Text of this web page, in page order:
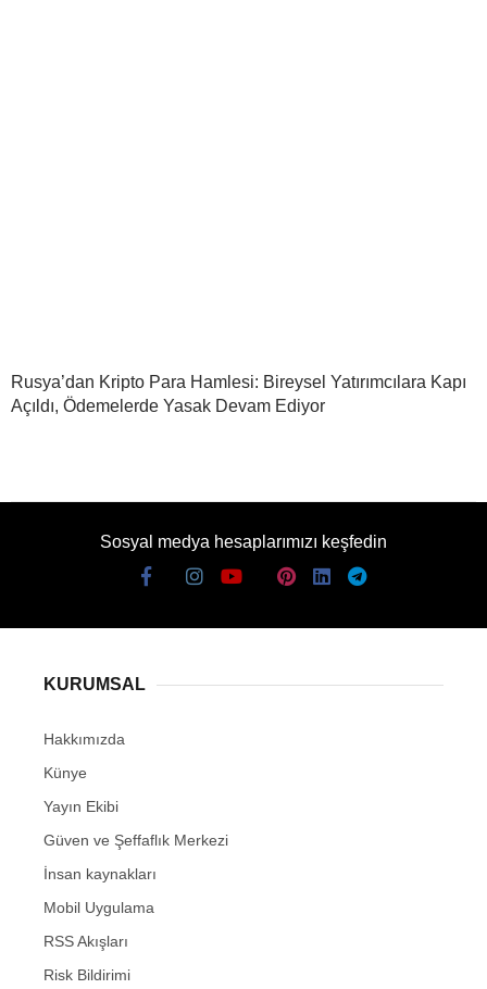
Rusya’dan Kripto Para Hamlesi: Bireysel Yatırımcılara Kapı
Açıldı, Ödemelerde Yasak Devam Ediyor
Sosyal medya hesaplarımızı keşfedin
KURUMSAL
Hakkımızda
Künye
Yayın Ekibi
Güven ve Şeffaflık Merkezi
İnsan kaynakları
Mobil Uygulama
RSS Akışları
Risk Bildirimi